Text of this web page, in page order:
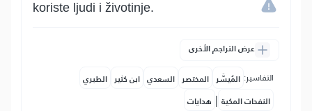
koriste ljudi i životinje.
عرض التراجم الأخرى
التفاسير: المُيسَّر المختصر السعدي ابن كثير الطبري
النفحات المكية | هدايات